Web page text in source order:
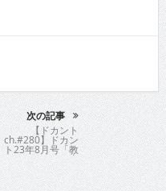
【ドカント
ch.#280】ドカン
ト23年8月号「教
えてパイセン！直
撃インタビュー!!」
きしたかのさんの
動画第1弾！【きし
たかのさん1/3】